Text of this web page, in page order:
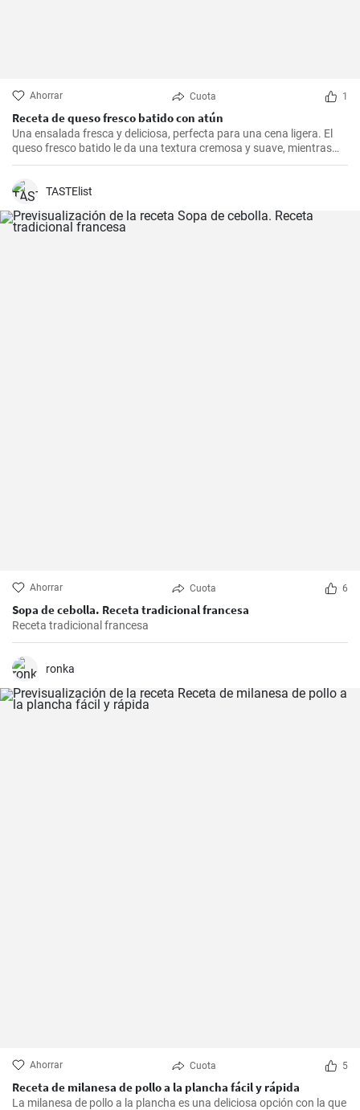
Ahorrar Cuota 1
Receta de queso fresco batido con atún
Una ensalada fresca y deliciosa, perfecta para una cena ligera. El
queso fresco batido le da una textura cremosa y suave, mientras
que el atún le aporta proteínas con el sabor. Suele servirse fría,
TASTElist
Ahorrar Cuota 6
Sopa de cebolla. Receta tradicional francesa
Receta tradicional francesa
ronka
Ahorrar Cuota 5
Receta de milanesa de pollo a la plancha fácil y rápida
La milanesa de pollo a la plancha es una deliciosa opción con la que